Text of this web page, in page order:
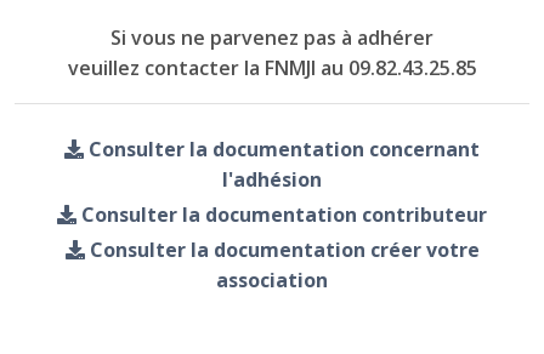
Si vous ne parvenez pas à adhérer
veuillez contacter la FNMJI au 09.82.43.25.85
Consulter la documentation concernant
l'adhésion
Consulter la documentation contributeur
Consulter la documentation créer votre
association